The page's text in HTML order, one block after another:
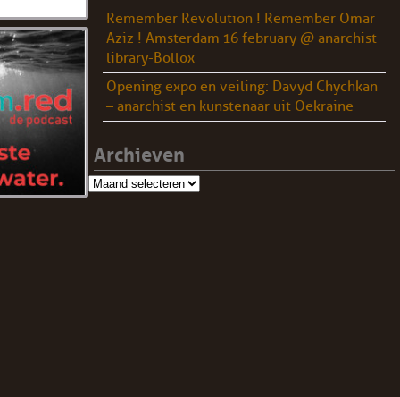
Remember Revolution ! Remember Omar
Aziz ! Amsterdam 16 february @ anarchist
library-Bollox
Opening expo en veiling: Davyd Chychkan
– anarchist en kunstenaar uit Oekraine
Archieven
Archieven